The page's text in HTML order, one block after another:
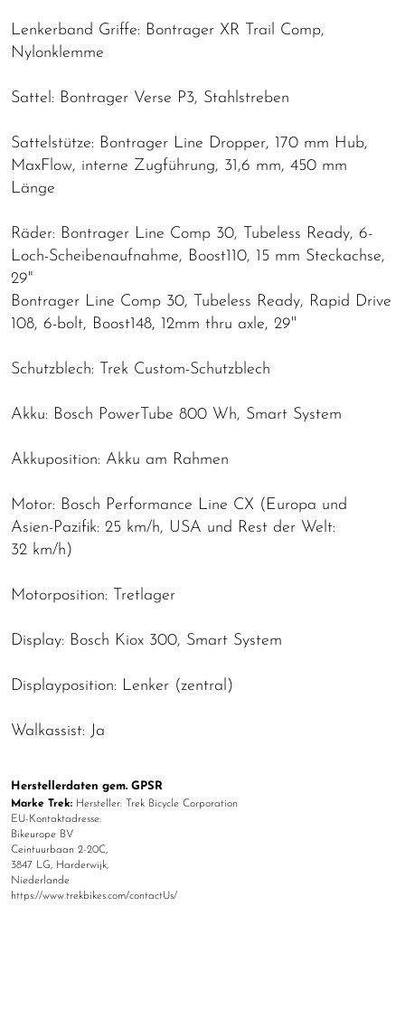
Lenkerband Griffe: Bontrager XR Trail Comp,
Nylonklemme
Sattel: Bontrager Verse P3, Stahlstreben
Sattelstütze: Bontrager Line Dropper, 170 mm Hub,
MaxFlow, interne Zugführung, 31,6 mm, 450 mm
Länge
Räder: Bontrager Line Comp 30, Tubeless Ready, 6-
Loch-Scheibenaufnahme, Boost110, 15 mm Steckachse,
29"
Bontrager Line Comp 30, Tubeless Ready, Rapid Drive
108, 6-bolt, Boost148, 12mm thru axle, 29''
Schutzblech: Trek Custom-Schutzblech
Akku: Bosch PowerTube 800 Wh, Smart System
Akkuposition: Akku am Rahmen
Motor: Bosch Performance Line CX (Europa und
Asien-Pazifik: 25 km/h, USA und Rest der Welt:
32 km/h)
Motorposition: Tretlager
Display: Bosch Kiox 300, Smart System
Displayposition: Lenker (zentral)
Walkassist: Ja
Herstellerdaten gem. GPSR
Marke Trek: Hersteller: Trek Bicycle Corporation
EU-Kontaktadresse:
Bikeurope BV
Ceintuurbaan 2-20C,
3847 LG, Harderwijk,
Niederlande
https://www.trekbikes.com/contactUs/